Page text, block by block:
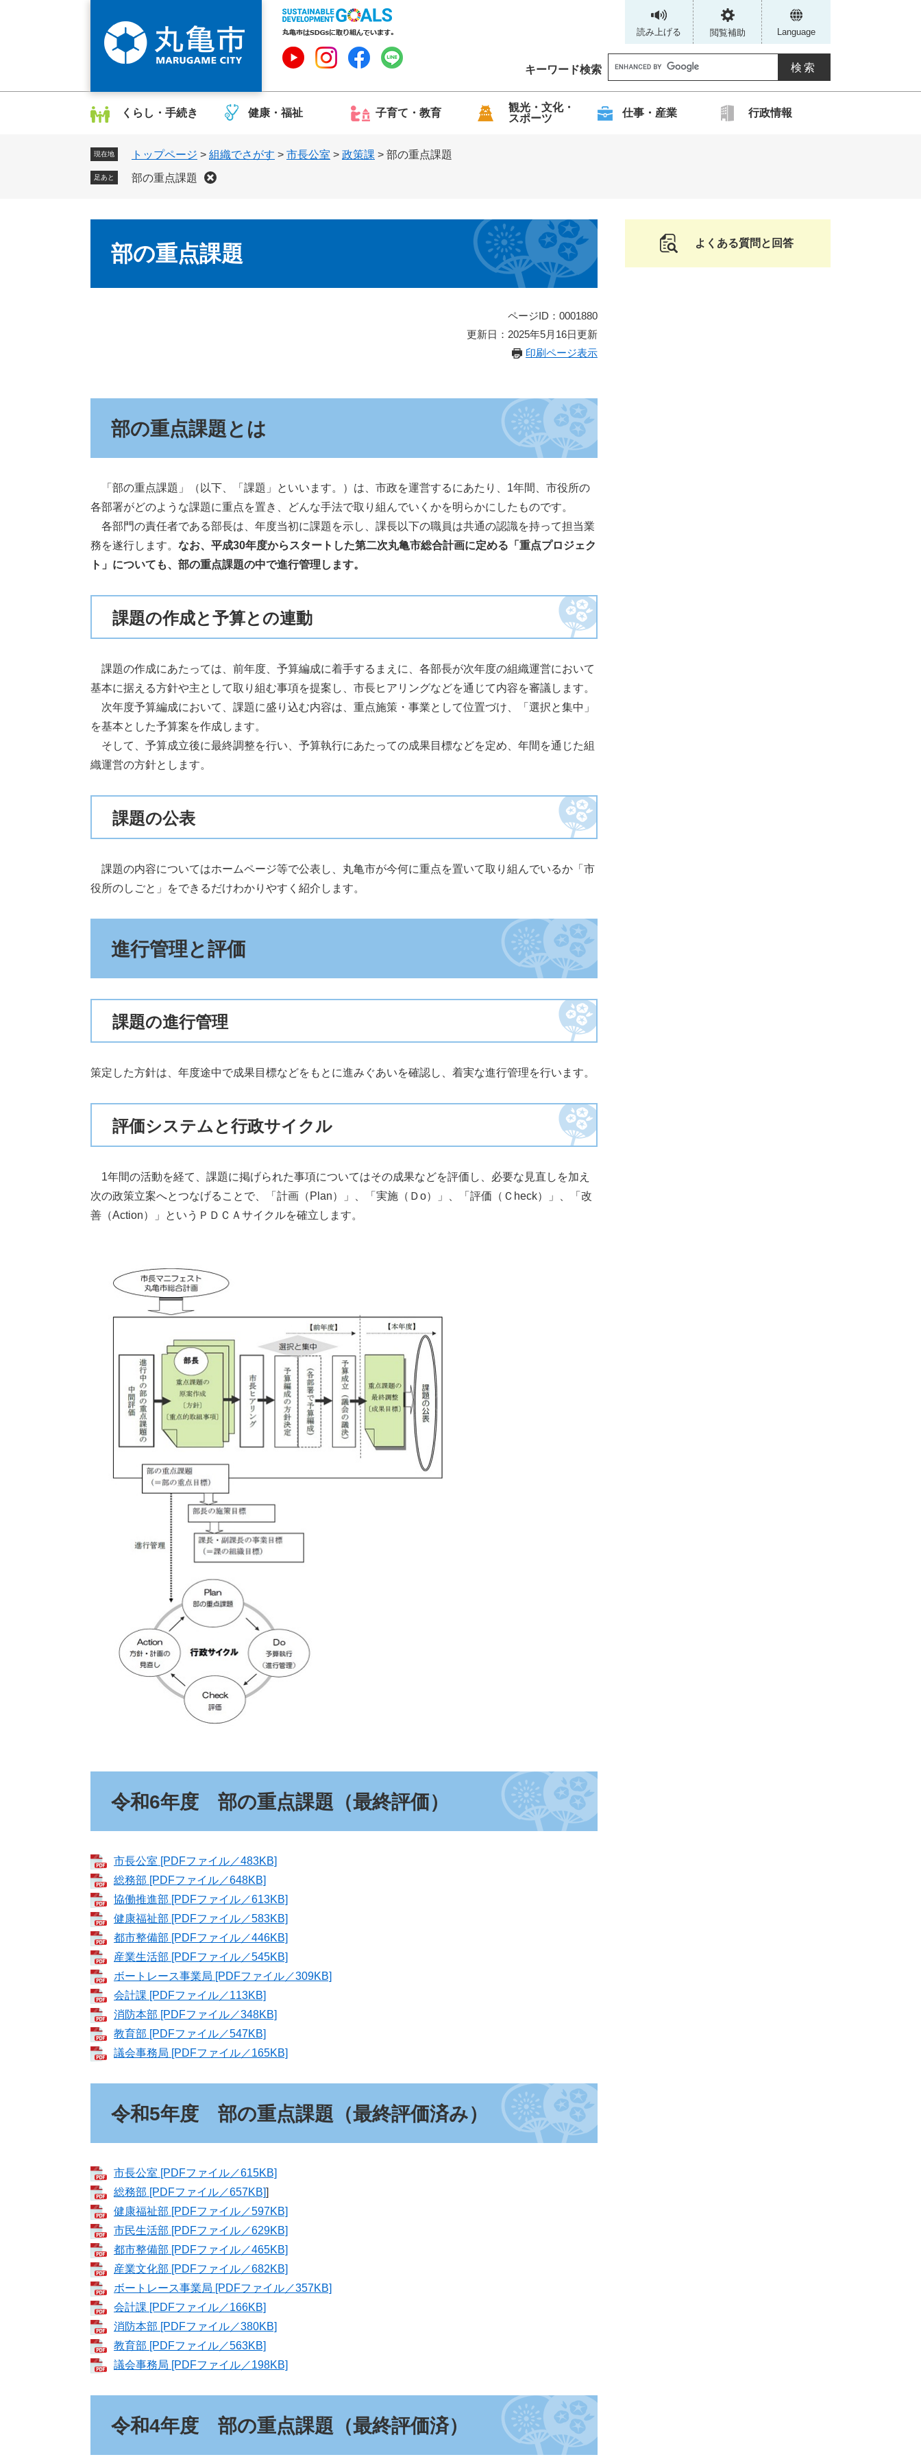
頭
飛
読み上げる 閲覧補助 Language
キーワード検索
G
o
g
l
くらし・手続き 健康・福祉 子育て・教育
観光・文化・
スポーツ
仕事・産業 行政情報
現在地 トップページ > 組織でさがす > 市長公室 > 政策課 > 部の重点課題
足あと 部の重点課題
部の重点課題
ページID：0001880
更新日：2025年5月16日更新
印刷ページ表示
部の重点課題とは
「部の重点課題」（以下、「課題」といいます。）は、市政を運営するにあたり、1年間、市役所の
各部署がどのような課題に重点を置き、どんな手法で取り組んでいくかを明らかにしたものです。
各部門の責任者である部長は、年度当初に課題を示し、課長以下の職員は共通の認識を持って担当業
務を遂行します。 なお、平成30年度からスタートした第二次丸亀市総合計画に定める「重点プロジェク
ト」についても、部の重点課題の中で進行管理します。
課題の作成と予算との連動
課題の作成にあたっては、前年度、予算編成に着手するまえに、各部長が次年度の組織運営において
基本に据える方針や主として取り組む事項を提案し、市長ヒアリングなどを通じて内容を審議します。
次年度予算編成において、課題に盛り込む内容は、重点施策・事業として位置づけ、「選択と集中」
を基本とした予算案を作成します。
そして、予算成立後に最終調整を行い、予算執行にあたっての成果目標などを定め、年間を通じた組
織運営の方針とします。
課題の公表
課題の内容についてはホームページ等で公表し、丸亀市が今何に重点を置いて取り組んでいるか「市
役所のしごと」をできるだけわかりやすく紹介します。
進行管理と評価
課題の進行管理
策定した方針は、年度途中で成果目標などをもとに進みぐあいを確認し、着実な進行管理を行います。
評価システムと行政サイクル
1年間の活動を経て、課題に掲げられた事項についてはその成果などを評価し、必要な見直しを加え
次の政策立案へとつなげることで、「計画（Plan）」、「実施（Ｄo）」、「評価（Ｃheck）」、「改
善（Action）」というＰＤＣＡサイクルを確立します。
令和6年度 部の重点課題（最終評価）
市長公室 [PDFファイル／483KB]
総務部 [PDFファイル／648KB]
協働推進部 [PDFファイル／613KB]
健康福祉部 [PDFファイル／583KB]
都市整備部 [PDFファイル／446KB]
産業生活部 [PDFファイル／545KB]
ボートレース事業局 [PDFファイル／309KB]
会計課 [PDFファイル／113KB]
消防本部 [PDFファイル／348KB]
教育部 [PDFファイル／547KB]
議会事務局 [PDFファイル／165KB]
令和5年度 部の重点課題（最終評価済み）
市長公室 [PDFファイル／615KB]
総務部 [PDFファイル／657KB]]
健康福祉部 [PDFファイル／597KB]
市民生活部 [PDFファイル／629KB]
都市整備部 [PDFファイル／465KB]
産業文化部 [PDFファイル／682KB]
ボートレース事業局 [PDFファイル／357KB]
会計課 [PDFファイル／166KB]
消防本部 [PDFファイル／380KB]
教育部 [PDFファイル／563KB]
議会事務局 [PDFファイル／198KB]
令和4年度 部の重点課題 （最終評価済）
よくある質問と回答